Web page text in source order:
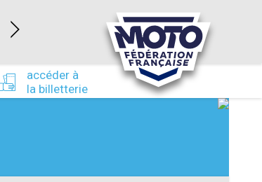
accéder à
la billetterie
NEVERS MAGNY-COURS (58)
du 24/09/2026 au 27/09/2026